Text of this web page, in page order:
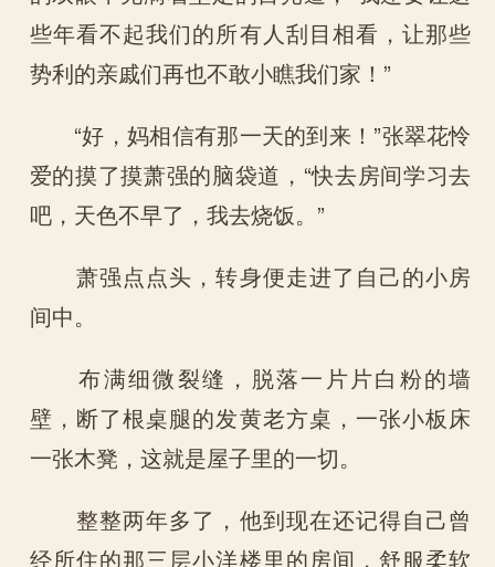
些年看不起我们的所有人刮目相看，让那些
势利的亲戚们再也不敢小瞧我们家！”
“好，妈相信有那一天的到来！”张翠花怜
爱的摸了摸萧强的脑袋道，“快去房间学习去
吧，天色不早了，我去烧饭。”
萧强点点头，转身便走进了自己的小房
间中。
布满细微裂缝，脱落一片片白粉的墙
壁，断了根桌腿的发黄老方桌，一张小板床
一张木凳，这就是屋子里的一切。
整整两年多了，他到现在还记得自己曾
经所住的那三层小洋楼里的房间，舒服柔软